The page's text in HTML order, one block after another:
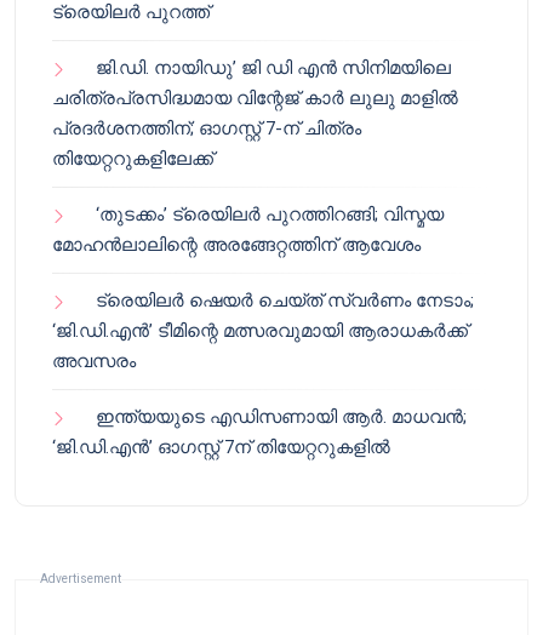
ട്രെയിലർ പുറത്ത്
ജി.ഡി. നായിഡു’ ജി ഡി എൻ സിനിമയിലെ
ചരിത്രപ്രസിദ്ധമായ വിന്റേജ് കാർ ലുലു മാളിൽ
പ്രദർശനത്തിന്; ഓഗസ്റ്റ് 7-ന് ചിത്രം
തിയേറ്ററുകളിലേക്ക്
‘തുടക്കം’ ട്രെയിലർ പുറത്തിറങ്ങി; വിസ്മയ
മോഹൻലാലിന്റെ അരങ്ങേറ്റത്തിന് ആവേശം
ട്രെയിലർ ഷെയർ ചെയ്‌ത് സ്വർണം നേടാം;
‘ജി.ഡി.എൻ’ ടീമിന്റെ മത്സരവുമായി ആരാധകർക്ക്
അവസരം
ഇന്ത്യയുടെ എഡിസണായി ആർ. മാധവൻ;
‘ജി.ഡി.എൻ’ ഓഗസ്റ്റ് 7ന് തിയേറ്ററുകളിൽ
Advertisement